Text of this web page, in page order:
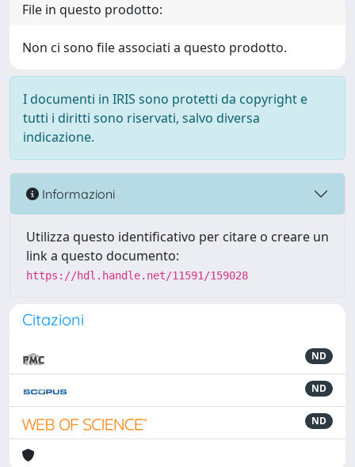
File in questo prodotto:
Non ci sono file associati a questo prodotto.
I documenti in IRIS sono protetti da copyright e
tutti i diritti sono riservati, salvo diversa
indicazione.
Informazioni
Utilizza questo identificativo per citare o creare un
link a questo documento:
https://hdl.handle.net/11591/159028
Citazioni
ND
ND
ND